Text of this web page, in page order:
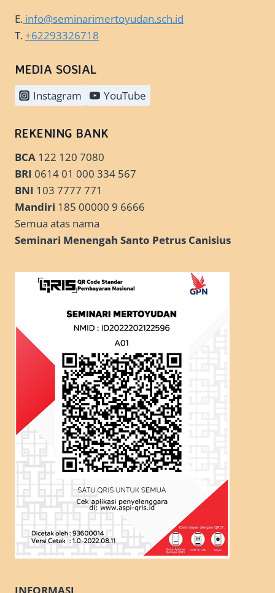
E. info@seminarimertoyudan.sch.id
T.+62293326718
MEDIA SOSIAL
Instagram YouTube
REKENING BANK
BCA 122 120 7080
BRI 0614 01 000 334 567
BNI 103 7777 771
Mandiri 185 00000 9 6666
Semua atas nama
Seminari Menengah Santo Petrus Canisius